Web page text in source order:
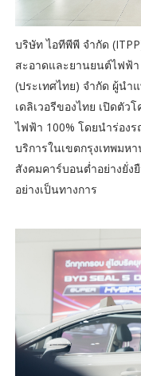
บริษัท ไอทีพีพี จำกัด
สะอาดและยานยนต์ไฟฟ้
(ประเทศไทย) จำกัด ผู้นำ
เดลิเวอรีของไทย เปิดตัว
ไฟฟ้า 100% โดยนำร่อง
บริการในเขตกรุงเทพมห
สังคมคาร์บอนต่ำอย่างยั่ง
อย่างเป็นทางการ